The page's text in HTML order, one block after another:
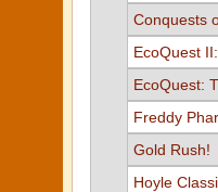
Conquests
EcoQuest
EcoQuest:
Freddy
Gold Rush!
Hoyle